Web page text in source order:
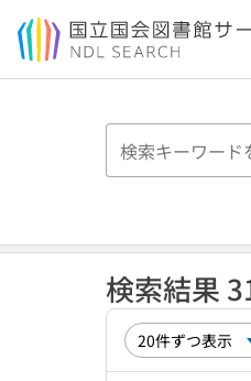
本文へ移動
検索結果